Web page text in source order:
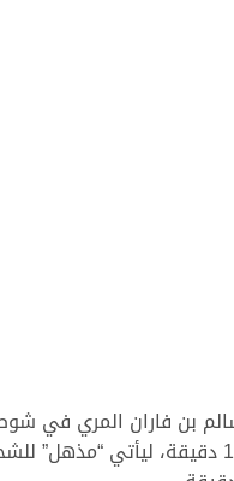
بن فاران المري في